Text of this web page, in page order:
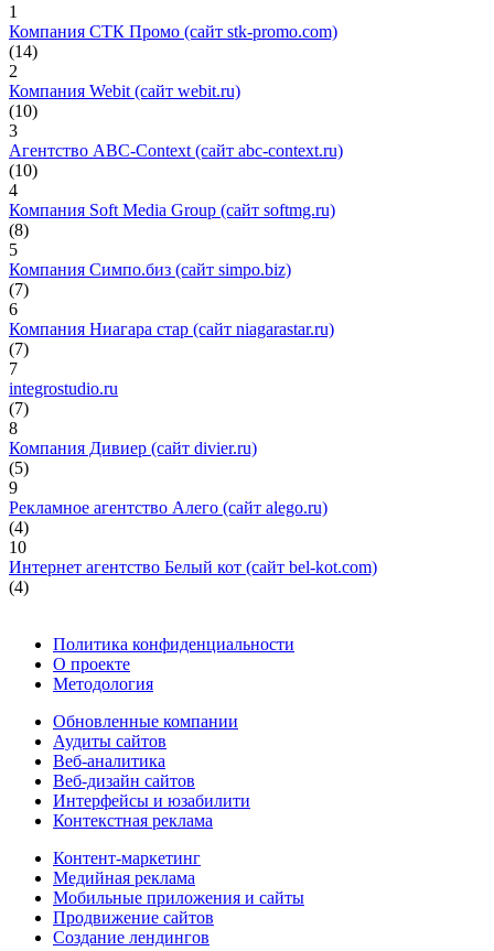
1
Компания СТК Промо (сайт stk-promo.com)
(14)
2
Компания Webit (сайт webit.ru)
(10)
3
Агентство ABC-Context (сайт abc-context.ru)
(10)
4
Компания Soft Media Group (сайт softmg.ru)
(8)
5
Компания Симпо.биз (сайт simpo.biz)
(7)
6
Компания Ниагара стар (сайт niagarastar.ru)
(7)
7
integrostudio.ru
(7)
8
Компания Дивиер (сайт divier.ru)
(5)
9
Рекламное агентство Алего (сайт alego.ru)
(4)
10
Интернет агентство Белый кот (сайт bel-kot.com)
(4)
Политика конфиденциальности
О проекте
Методология
Обновленные компании
Аудиты сайтов
Веб-аналитика
Веб-дизайн сайтов
Интерфейсы и юзабилити
Контекстная реклама
Контент-маркетинг
Медийная реклама
Мобильные приложения и сайты
Продвижение сайтов
Создание лендингов